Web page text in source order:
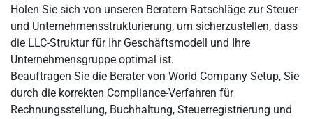
Holen Sie sich von unseren Beratern Ratschläge zur Steuer-
und Unternehmensstrukturierung, um sicherzustellen, dass
die LLC-Struktur für Ihr Geschäftsmodell und Ihre
Unternehmensgruppe optimal ist.
Beauftragen Sie die Berater von World Company Setup, Sie
durch die korrekten Compliance-Verfahren für
Rechnungsstellung, Buchhaltung, Steuerregistrierung und